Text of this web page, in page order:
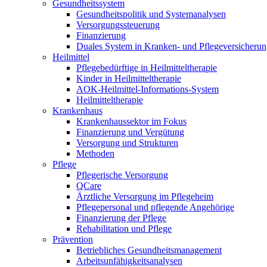
Gesundheitssystem
Gesundheitspolitik und Systemanalysen
Versorgungssteuerung
Finanzierung
Duales System in Kranken- und
Heilmittel
Pflegebedürftige in Heilmitteltherapie
Kinder in Heilmitteltherapie
AOK-Heilmittel-Informations-System
Heilmitteltherapie
Krankenhaus
Krankenhaussektor im Fokus
Finanzierung und Vergütung
Versorgung und Strukturen
Methoden
Pflege
Pflegerische Versorgung
QCare
Ärztliche Versorgung im Pflegeheim
Pflegepersonal und pflegende Angehörige
Finanzierung der Pflege
Rehabilitation und Pflege
Prävention
Betriebliches Gesundheitsmanagement
Arbeitsunfähigkeitsanalysen